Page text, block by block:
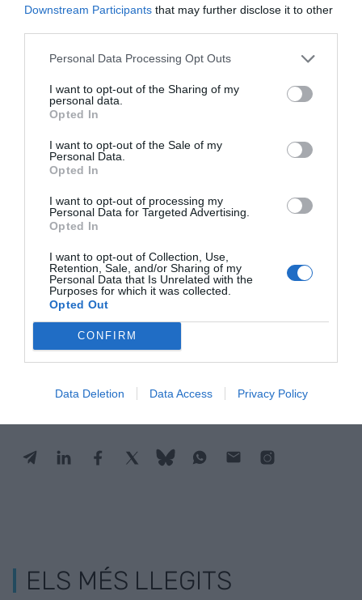
Downstream Participants that may further disclose it to other
Personal Data Processing Opt Outs
I want to opt-out of the Sharing of my
personal data.
Opted In
I want to opt-out of the Sale of my
Personal Data.
Opted In
I want to opt-out of processing my
Personal Data for Targeted Advertising.
Opted In
I want to opt-out of Collection, Use,
Retention, Sale, and/or Sharing of my
Personal Data that Is Unrelated with the
Purposes for which it was collected.
Opted Out
CONFIRM
Data Deletion Data Access Privacy Policy
La feina, el lloc de realització personal
Anar a treballar no ens proporciona només un sou
estable cada mes, és també el que ens
actitud positivaa la feina és un altre element
indispensable perquè l'empleat es comprometi i
rendeixi al màxim.
empresarial entre els seus subscriptors. El
guanyador d'aquesta setmana de
LID Editorial, ésJordi Moll. Enhorabona i gràcies a
tots per participar!
AfegirVIA Empresa
Google de forma gratuïta
Estigues informat amb les últimes notícies d'actualitat
ELS MÉS LLEGITS